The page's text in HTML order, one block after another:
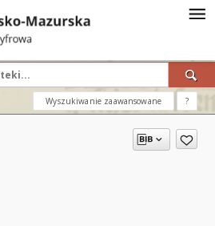
Wyszukiwanie zaawansowane ?